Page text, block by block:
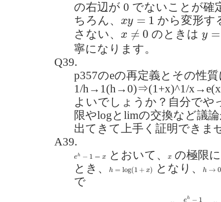
の右辺が 0 でないことが確
ちろん、
xy = 1
xy=1
から変形す
さない、
x ≠ 0
x≠ 0 のときはy =
y= 1
寧になります。
Q39.
p357のeの再定義とその性
1/h→1(h→0)⇒(1+x)^1/
よいでしょうか？自分でや
限やlogとlimの交換など議
出てきて上手く証明できま
A39.
eh − 1 = x
h = とおいて、x
x の極限
とき、
h = log(1 + x)
h log(1+x となり、h → 0
h 0
で
eh − 1
→ h−